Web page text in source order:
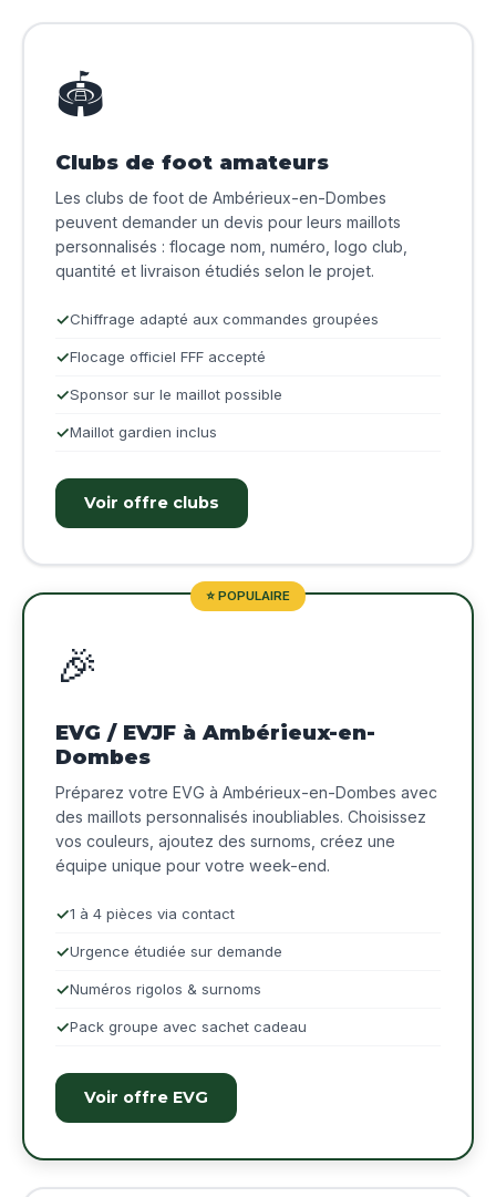
🏟️
Clubs de foot amateurs
Les clubs de foot de Ambérieux-en-Dombes
peuvent demander un devis pour leurs maillots
personnalisés : flocage nom, numéro, logo club,
quantité et livraison étudiés selon le projet.
Chiffrage adapté aux commandes groupées
Flocage officiel FFF accepté
Sponsor sur le maillot possible
Maillot gardien inclus
Voir offre clubs
⭐ POPULAIRE
🎉
EVG / EVJF à Ambérieux-en-
Dombes
Préparez votre EVG à Ambérieux-en-Dombes avec
des maillots personnalisés inoubliables. Choisissez
vos couleurs, ajoutez des surnoms, créez une
équipe unique pour votre week-end.
1 à 4 pièces via contact
Urgence étudiée sur demande
Numéros rigolos & surnoms
Pack groupe avec sachet cadeau
Voir offre EVG